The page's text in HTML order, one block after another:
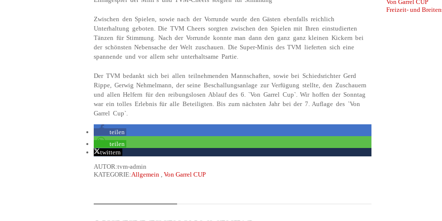
Zwischen den Spielen, sowie nach der Vorrunde wurde den Gästen ebenfalls reichlich
Unterhaltung geboten. Die TVM Cheers sorgten zwischen den Spielen mit Ihren einstudierten
Tänzen für Stimmung. Nach der Vorrunde konnte man dann den ganz ganz kleinen Kickern bei
der schönsten Nebensache der Welt zuschauen. Die Super-Minis des TVM lieferten sich eine
spannende und vor allem sehr unterhaltsame Partie.
Der TVM bedankt sich bei allen teilnehmenden Mannschaften, sowie bei Schiedsrichter Gerd
Rippe, Gerwig Nehmelmann, der seine Beschallungsanlage zur Verfügung stellte, den Zuschauern
und allen Helfern für den reibungslosen Ablauf des 6. `Von Garrel Cup`. Wir hoffen der Sonntag
war ein tolles Erlebnis für alle Beteiligten. Bis zum nächsten Jahr bei der 7. Auflage des `Von
Garrel Cup`.
teilen
teilen
twittern
AUTOR:tvm-admin
KATEGORIE:Allgemein , Von Garrel CUP
Von Garrel CUP
Freizeit- und